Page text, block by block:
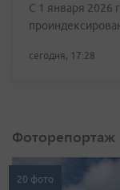
С 1 января 2026
сегодня, 17:28
Фоторепортаж
20 фото